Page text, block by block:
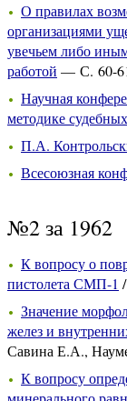
О правилах
организациями
увечьем либо
работой — С. 60-
Научная
методике
П.А.
Всесоюзная
№2 за 1962
К вопросу о
пистолета СМП-1
Значение
желез и
Савина Е.А.,
К вопросу